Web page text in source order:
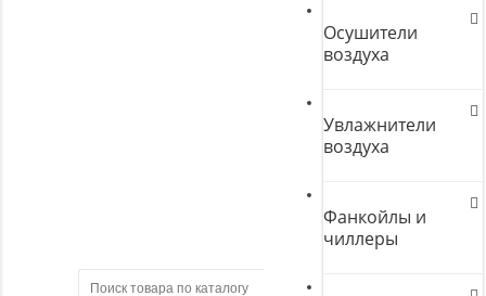
Осушители
воздуха
Увлажнители
воздуха
Фанкойлы и
чиллеры